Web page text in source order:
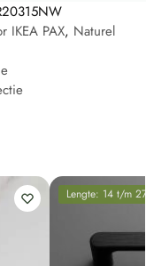
IKEA PAX, Naturel
Lengte: 14 t/m